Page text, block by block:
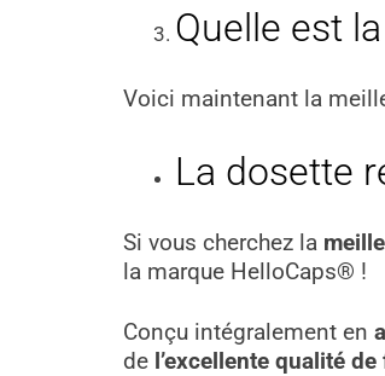
Quelle est
Voici maintenant la
La dosette
Si vous cherchez la
la marque HelloCaps® !
Conçu intégralement en
de l’excellente qualité